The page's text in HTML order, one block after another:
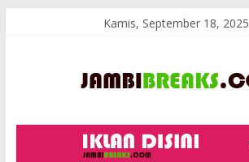
Kamis, September 18, 2025
JambiBreaks